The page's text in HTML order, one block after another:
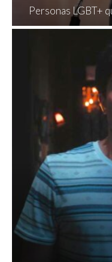
Personas LGBT+